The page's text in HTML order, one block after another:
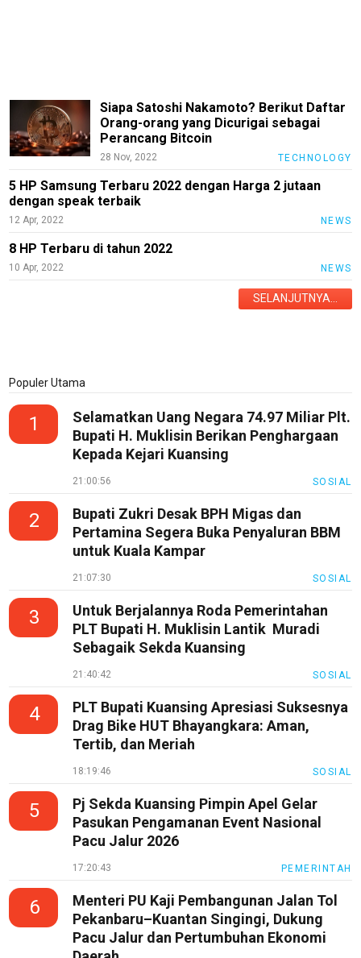
Siapa Satoshi Nakamoto? Berikut Daftar
Orang-orang yang Dicurigai sebagai
Perancang Bitcoin
28 Nov, 2022 TECHNOLOGY
5 HP Samsung Terbaru 2022 dengan Harga 2 jutaan
dengan speak terbaik
12 Apr, 2022 NEWS
8 HP Terbaru di tahun 2022
10 Apr, 2022 NEWS
SELANJUTNYA...
Populer Utama
1
Selamatkan Uang Negara 74.97 Miliar Plt.
Bupati H. Muklisin Berikan Penghargaan
Kepada Kejari Kuansing
21:00:56 SOSIAL
2
Bupati Zukri Desak BPH Migas dan
Pertamina Segera Buka Penyaluran BBM
untuk Kuala Kampar
21:07:30 SOSIAL
3
Untuk Berjalannya Roda Pemerintahan
PLT Bupati H. Muklisin Lantik Muradi
Sebagaik Sekda Kuansing
21:40:42 SOSIAL
4
PLT Bupati Kuansing Apresiasi Suksesnya
Drag Bike HUT Bhayangkara: Aman,
Tertib, dan Meriah
18:19:46 SOSIAL
5
Pj Sekda Kuansing Pimpin Apel Gelar
Pasukan Pengamanan Event Nasional
Pacu Jalur 2026
17:20:43 PEMERINTAH
6
Menteri PU Kaji Pembangunan Jalan Tol
Pekanbaru–Kuantan Singingi, Dukung
Pacu Jalur dan Pertumbuhan Ekonomi
M
Technology
Mobile
W
jawabarat
Liputan
Guide
Review
Pinjol
SourceCode